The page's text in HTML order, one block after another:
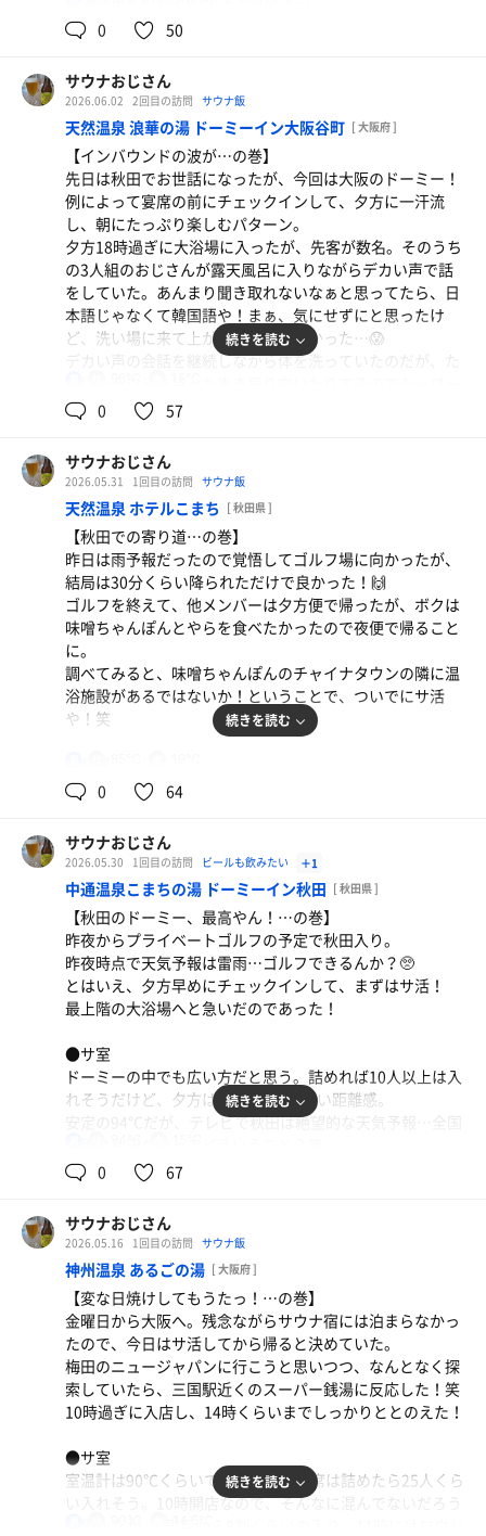
ナポリタン＋春巻＋鮭おにぎり
飲み会が待ちきれず、腹パンまで食べてしまった…で
も、春巻がめちゃくちゃ美味かった！
クラシック（夏の爽快）
笑
「よつ葉」のソフトクリーム
コンペ用弁当
ゴルフ場の厨房で調理された本格派弁当！どのおかず
も美味しくて、ご飯も2杯食べてしまった…笑
が大好き過ぎて、独占してしまいごめんなさい！笑
【本日の戦果】
10分1分7分✕2セット
ボクは1ラウンド10分だったが、他の方々は5〜6分で出て
ちなみに、アロマはヒノキの香だったが、かなり古い設備
なので月替りができないのだろう…設備更新を願う！
●水風呂
体感17℃。ドーミーにしては少しぬるく感じる。
こちらもドーミー品質になると良いんだけどなぁ…
●外気浴
プラ椅子が3脚あり、うち2脚がオットマン付き。
2周ともオットマン付きを確保して、足を上げてしっかり
ととのえた。
●その他
が、ホントのところはどうなんだろう？🤔
【本日の戦果】
10分2分8分✕2セット
0 50
サウナおじさん
2026.06.02 2回目の訪問 サウナ飯
天然温泉 浪華の湯 ドーミーイン大阪谷町 [ 大阪府 ]
【インバウンドの波が…の巻】
先日は秋田でお世話になったが、今回は大阪のドーミー！
例によって宴席の前にチェックインして、夕方に一汗流
し、朝にたっぷり楽しむパターン。
夕方18時過ぎに大浴場に入ったが、先客が数名。そのうち
の3人組のおじさんが露天風呂に入りながらデカい声で話
をしていた。あんまり聞き取れないなぁと思ってたら、日
本語じゃなくて韓国語や！まぁ、気にせずにと思ったけ
ど、洗い場に来て上がってからが酷かった…😱
デカい声の会話を継続しながら体を洗っていたのだが、た
が周りに飛び散って大迷惑。向こうでは普通なのか、やた
吐くのにはびっくり！
館内のお知らせに韓国語が多かった気がしたが、ここは韓
国からのお客さんが多いのかも…文化の違いは理解する
が、マナーは守って欲しいなぁ…🤔
●サ室
少し高めの96℃。アロマは秋田と同じハーバルクリアとい
うフレーバーだったので、たぶんドーミーは全国でアロマ
は統一しているのだろう。まさに、どこにいても同じ品質
ということか…と妙に納得。
朝は6時から入ったが、夕方より混んでいて最大4人と、上
段席が満席になるくらいだった。
を改めて確認した。しかも、大きさも程よくて、奥の壁に
良い。他に誰もいなければ、尻を浮かせて浮遊感を楽しめ
る！笑
●外気浴
オットマン付きの椅子が一つと足置き場付きの椅子が二つ
あったが、今回は全ての回でオットマン付きを確保でき
た。
夕方は涼しげな風が吹き抜けて気持ち良かったが、朝活で
は雨に降られてしまい、残念ながらしっとりとしてしまっ
た…
●その他
天然温泉ではあるようたが、秋田に比べると物足りず、た
【本日の戦果】
朝の部 10分1分6分✕3セット
続きを読む
0 57
サウナおじさん
2026.05.31 1回目の訪問 サウナ飯
天然温泉 ホテルこまち [ 秋田県 ]
【秋田での寄り道…の巻】
昨日は雨予報だったので覚悟してゴルフ場に向かったが、
結局は30分くらい降られただけで良かった！🙌
ゴルフを終えて、他メンバーは夕方便で帰ったが、ボクは
味噌󠄀ちゃんぽんとやらを食べたかったので夜便で帰ること
に。
調べてみると、味噌󠄀ちゃんぽんのチャイナタウンの隣に温
浴施設があるではないか！ということで、ついでにサ活
や！笑
16時過ぎに入室したが、家族連れが多い！
くて完全に閉まらず、室温があまり上がらない…
ストーブの頑張りでなんとか85℃くらいをキープするも、
熱いサ室が好きなボクとしては物足りないかなぁ。
ゴルフの疲れを癒すために、ゆったりと3周！
●水風呂
サ室前に水風呂があったが、汗を流すシャワーの場所が遠
く、水風呂から手桶で汗を流す人がほとんどのため、浸か
っていても落ち着かない…
になぁ…笑
●外気浴
さんの子供がウロウロしていたし、大声で騒いでいたので
●その他
内湯の温泉が気持ち良かった！ドーミーインと同じ茶褐色
なので、似た泉質だと思うが、こちらの方が少し熱めだっ
たのでボクの好みだった！
【本日の戦果】
12分2分10分✕3セット
続きを読む
0 64
サウナおじさん
2026.05.30 1回目の訪問 ビールも飲みたい ＋1
中通温泉こまちの湯 ドーミーイン秋田 [ 秋田県 ]
【秋田のドーミー、最高やん！…の巻】
昨夜からプライベートゴルフの予定で秋田入り。
昨夜時点で天気予報は雷雨…ゴルフできるんか？🥺
とはいえ、夕方早めにチェックインして、まずはサ活！
最上階の大浴場へと急いだのであった！
●サ室
ドーミーの中でも広い方だと思う。詰めれば10人以上は入
れそうだけど、夕方は最大4人と程よい距離感。
安定の94℃だが、テレビで秋田は絶望的な天気予報…全国
夕方は飲み会前だったので1周だけにした。ちなみに、飲
しまい、翌朝5時に突入することに。驚いたことに5時過ぎ
のサ室は昨夕よりも混んでいて、最大6人！🤯
でも、雨は降っていない…できるか？
●水風呂
体感15℃のドーミー品質！かなり気持ち良かったが、水風
呂嫌いの方が集まったのか、水風呂の人気はなくて貸し切
り状態を堪能！
朝の水風呂も同じく空いていたので、ルンルン気分になっ
た。
●外気浴
デッキチェアとオットマンセットで3脚設置されていた。
続きを読む
0 67
サウナおじさん
2026.05.16 1回目の訪問 サウナ飯
神州温泉 あるごの湯 [ 大阪府 ]
【変な日焼けしてもうたっ！…の巻】
金曜日から大阪へ。残念ながらサウナ宿には泊まらなかっ
たので、今日はサ活してから帰ると決めていた。
梅田のニュージャパンに行こうと思いつつ、なんとなく探
索していたら、三国駅近くのスーパー銭湯に反応した！笑
10時過ぎに入店し、14時くらいまでしっかりととのえた！
●サ室
室温計は90℃くらいで、三段式の座席は詰めたら25人くら
い入れそう。10時開店なので、そんなに混んでないだろう
続きを読む